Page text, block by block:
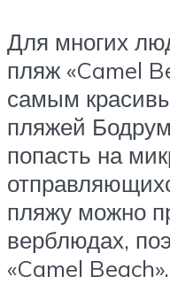
Для многих
пляж «Camel
самым
пляжей
попасть на
пляжу можно
верблюдах,
«Camel